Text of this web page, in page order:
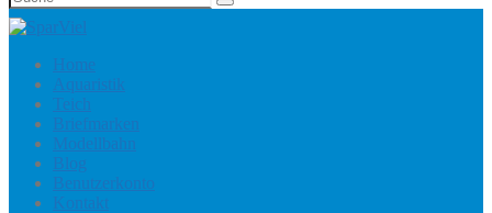
Home
Aquaristik
Teich
Briefmarken
Modellbahn
Blog
Benutzerkonto
Kontakt